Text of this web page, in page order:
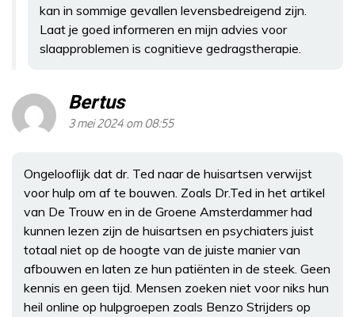
kan in sommige gevallen levensbedreigend zijn.
Laat je goed informeren en mijn advies voor
slaapproblemen is cognitieve gedragstherapie.
Bertus
3 mei 2024 om 08:55
Ongelooflijk dat dr. Ted naar de huisartsen verwijst
voor hulp om af te bouwen. Zoals Dr.Ted in het artikel
van De Trouw en in de Groene Amsterdammer had
kunnen lezen zijn de huisartsen en psychiaters juist
totaal niet op de hoogte van de juiste manier van
afbouwen en laten ze hun patiënten in de steek. Geen
kennis en geen tijd. Mensen zoeken niet voor niks hun
heil online op hulpgroepen zoals Benzo Strijders op